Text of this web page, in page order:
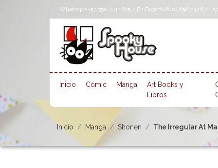
Whatsapp +57 350 774 1675 / En Bogotá (601) 656 24 16 /
Inicio Cómic Manga
Art Books y
Libros
Inicio Manga Shonen The Irregular At